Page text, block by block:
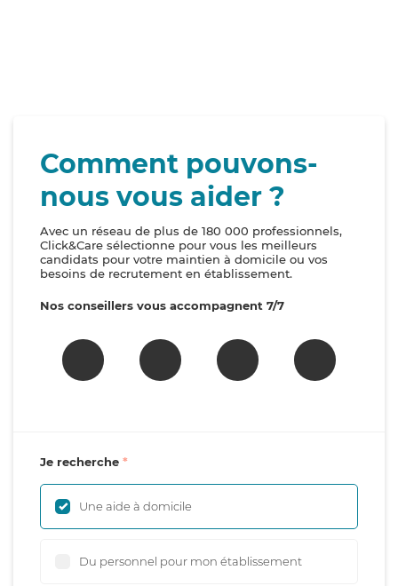
Comment pouvons-
nous vous aider ?
Avec un réseau de plus de 180 000 professionnels,
Click&Care sélectionne pour vous les meilleurs
candidats pour votre maintien à domicile ou vos
besoins de recrutement en établissement.
Nos conseillers vous accompagnent 7/7
Je recherche
Une aide à domicile
Du personnel pour mon établissement